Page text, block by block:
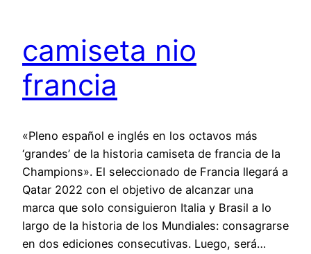
camiseta nio
francia
«Pleno español e inglés en los octavos más
‘grandes’ de la historia camiseta de francia de la
Champions». El seleccionado de Francia llegará a
Qatar 2022 con el objetivo de alcanzar una
marca que solo consiguieron Italia y Brasil a lo
largo de la historia de los Mundiales: consagrarse
en dos ediciones consecutivas. Luego, será…